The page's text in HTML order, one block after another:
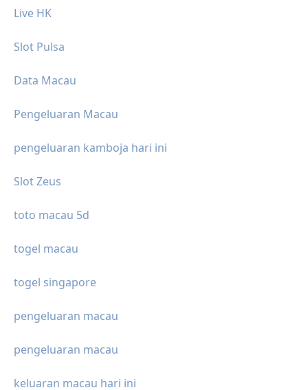
Live HK
Slot Pulsa
Data Macau
Pengeluaran Macau
pengeluaran kamboja hari ini
Slot Zeus
toto macau 5d
togel macau
togel singapore
pengeluaran macau
pengeluaran macau
keluaran macau hari ini